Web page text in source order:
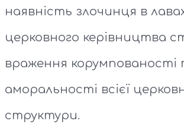
наявність злочинця в
церковного керівництва
враження корумпованості
аморальності всієї
структури.